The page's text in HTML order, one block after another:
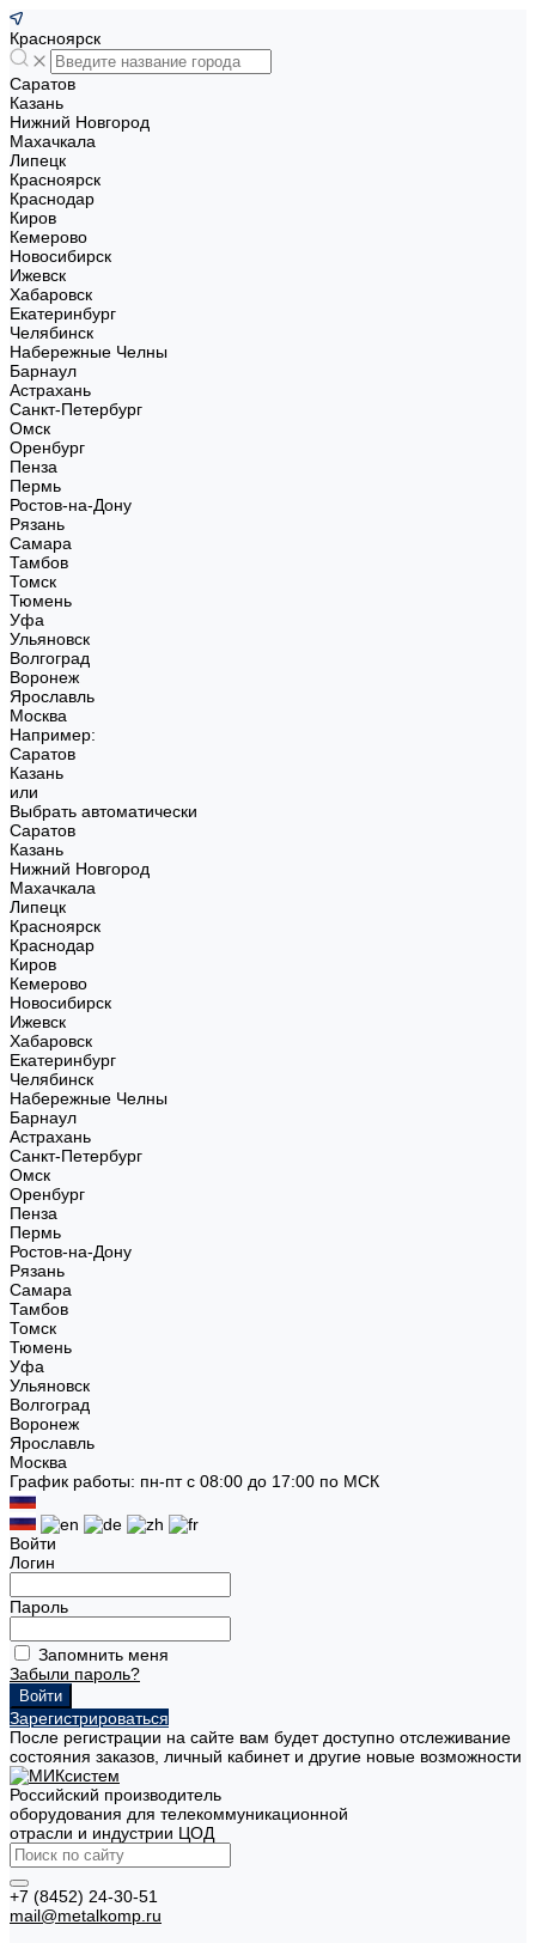
Красноярск
Саратов
Казань
Нижний Новгород
Махачкала
Липецк
Красноярск
Краснодар
Киров
Кемерово
Новосибирск
Ижевск
Хабаровск
Екатеринбург
Челябинск
Набережные Челны
Барнаул
Астрахань
Санкт-Петербург
Омск
Оренбург
Пенза
Пермь
Ростов-на-Дону
Рязань
Самара
Тамбов
Томск
Тюмень
Уфа
Ульяновск
Волгоград
Воронеж
Ярославль
Москва
Например:
Саратов
Казань
или
Выбрать автоматически
Саратов
Казань
Нижний Новгород
Махачкала
Липецк
Красноярск
Краснодар
Киров
Кемерово
Новосибирск
Ижевск
Хабаровск
Екатеринбург
Челябинск
Набережные Челны
Барнаул
Астрахань
Санкт-Петербург
Омск
Оренбург
Пенза
Пермь
Ростов-на-Дону
Рязань
Самара
Тамбов
Томск
Тюмень
Уфа
Ульяновск
Волгоград
Воронеж
Ярославль
Москва
График работы: пн-пт с 08:00 до 17:00 по МСК
Войти
Логин
Пароль
Запомнить меня
Забыли пароль?
Зарегистрироваться
После регистрации на сайте вам будет доступно отслеживание
состояния заказов, личный кабинет и другие новые возможности
Российский производитель
оборудования для телекоммуникационной
отрасли и индустрии ЦОД
+7 (8452) 24-30-51
mail@metalkomp.ru